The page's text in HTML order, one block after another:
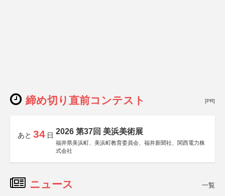
締め切り直前コンテスト [PR]
あと 34 日 2026 第37回 美浜美術展
福井県美浜町、美浜町教育委員会、福井新聞社、関西電力株
式会社
ニュース 一覧